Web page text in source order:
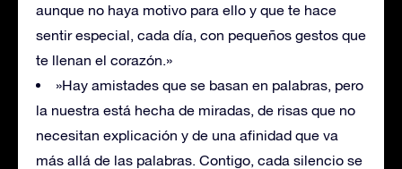
aunque no haya motivo para ello y que te hace
sentir especial, cada día, con pequeños gestos que
te llenan el corazón.»
»Hay amistades que se basan en palabras, pero
la nuestra está hecha de miradas, de risas que no
necesitan explicación y de una afinidad que va
más allá de las palabras. Contigo, cada silencio se